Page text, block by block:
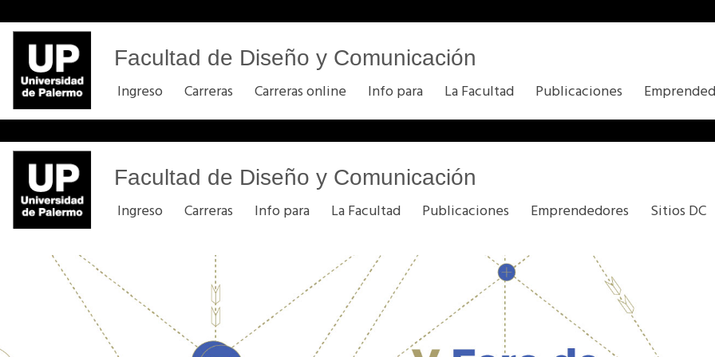
Facultad de Diseño y Comunicación
Ingreso Carreras Carreras online Info para La Facultad Publicaciones
Facultad de Diseño y Comunicación
Ingreso Carreras Info para La Facultad Publicaciones Emprendedores Sitios DC